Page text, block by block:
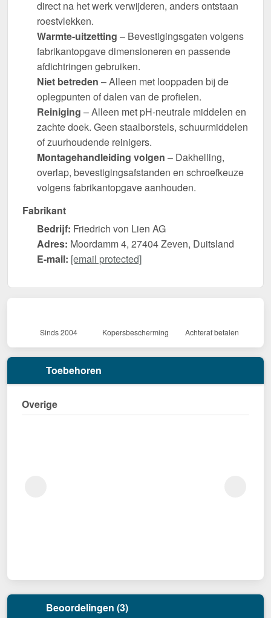
direct na het werk verwijderen, anders ontstaan
roestvlekken.
Warmte-uitzetting – Bevestigingsgaten volgens
fabrikantopgave dimensioneren en passende
afdichtringen gebruiken.
Niet betreden – Alleen met looppaden bij de
oplegpunten of dalen van de profielen.
Reiniging – Alleen met pH-neutrale middelen en
zachte doek. Geen staalborstels, schuurmiddelen
of zuurhoudende reinigers.
Montagehandleiding volgen – Dakhelling,
overlap, bevestigingsafstanden en schroefkeuze
volgens fabrikantopgave aanhouden.
Fabrikant
Bedrijf: Friedrich von Lien AG
Adres: Moordamm 4, 27404 Zeven, Duitsland
E-mail: [email protected]
Sinds 2004 Kopersbescherming Achteraf betalen
Toebehoren
Overige
Beoordelingen (3)